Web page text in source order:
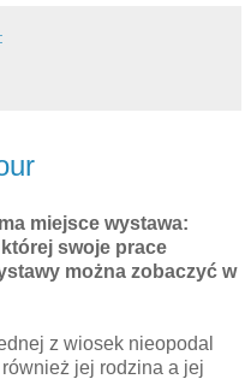
miejsce wystawa:
swoje prace
można zobaczyć w
z wiosek nieopodal
jej rodzina a jej